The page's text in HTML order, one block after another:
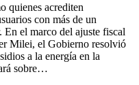
quienes acrediten
con más de un
el marco del ajuste fiscal
Milei, el Gobierno resolvió
a la energía en la
sobre…